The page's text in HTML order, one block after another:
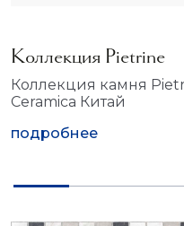
Коллекция Pietrine
Коллекция камня
Ceramica Китай
подробнее